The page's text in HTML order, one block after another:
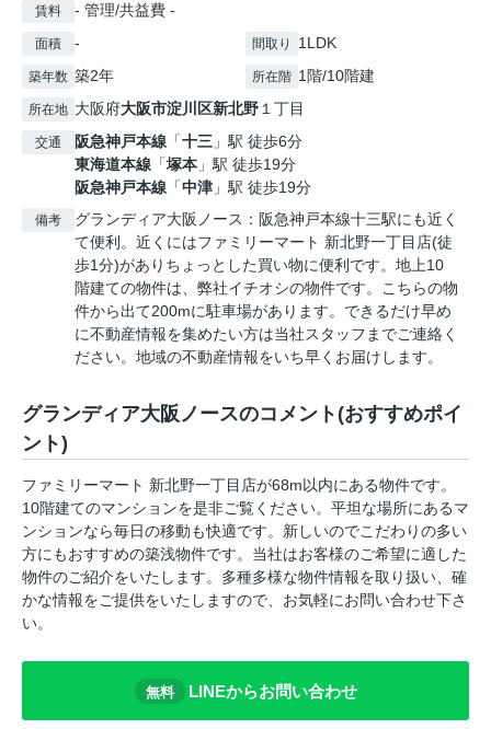
賃料 - 管理/共益費 -
面積 - 間取り 1LDK
築年数 築2年 所在階 1階/10階建
所在地 大阪府大阪市淀川区新北野１丁目
交通 阪急神戸本線 「十三 」駅 徒歩6分
東海道本線 「塚本 」駅 徒歩19分
阪急神戸本線 「中津 」駅 徒歩19分
備考
グランディア大阪ノース：阪急神戸本線十三駅にも近く
て便利。近くにはファミリーマート 新北野一丁目店(徒
歩1分)がありちょっとした買い物に便利です。地上10
階建ての物件は、弊社イチオシの物件です。こちらの物
件から出て200mに駐車場があります。できるだけ早め
に不動産情報を集めたい方は当社スタッフまでご連絡く
ださい。地域の不動産情報をいち早くお届けします。
グランディア大阪ノースのコメント(おすすめポイ
ント)
ファミリーマート 新北野一丁目店が68m以内にある物件です。
10階建てのマンションを是非ご覧ください。平坦な場所にあるマ
ンションなら毎日の移動も快適です。新しいのでこだわりの多い
方にもおすすめの築浅物件です。当社はお客様のご希望に適した
物件のご紹介をいたします。多種多様な物件情報を取り扱い、確
かな情報をご提供をいたしますので、お気軽にお問い合わせ下さ
い。
無料 LINEからお問い合わせ